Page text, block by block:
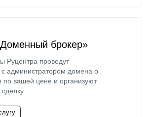
брокер»
Руцентра проведут
с администратором домена о
по вашей цене и организуют